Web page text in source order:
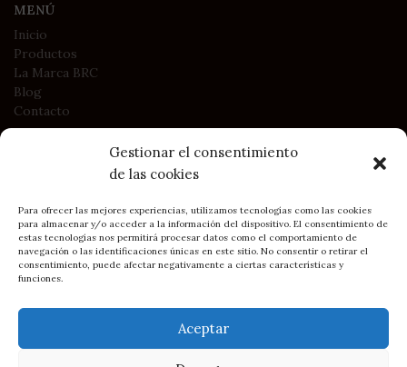
Gestionar el consentimiento
de las cookies
Para ofrecer las mejores experiencias, utilizamos tecnologías como las cookies
para almacenar y/o acceder a la información del dispositivo. El consentimiento de
estas tecnologías nos permitirá procesar datos como el comportamiento de
navegación o las identificaciones únicas en este sitio. No consentir o retirar el
consentimiento, puede afectar negativamente a ciertas características y
funciones.
Aceptar
MENÚ
Inicio
Productos
La Marca BRC
Blog
Contacto
Política de Cookies
Condiciones generales de contratación y compra
DIMAGENSoluciones Web y e-commerce
Cómo llegar: BRC en Gijón